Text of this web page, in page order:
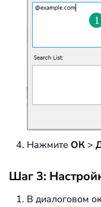
Нажмите ОК >
Шаг 3:
В диалоговом